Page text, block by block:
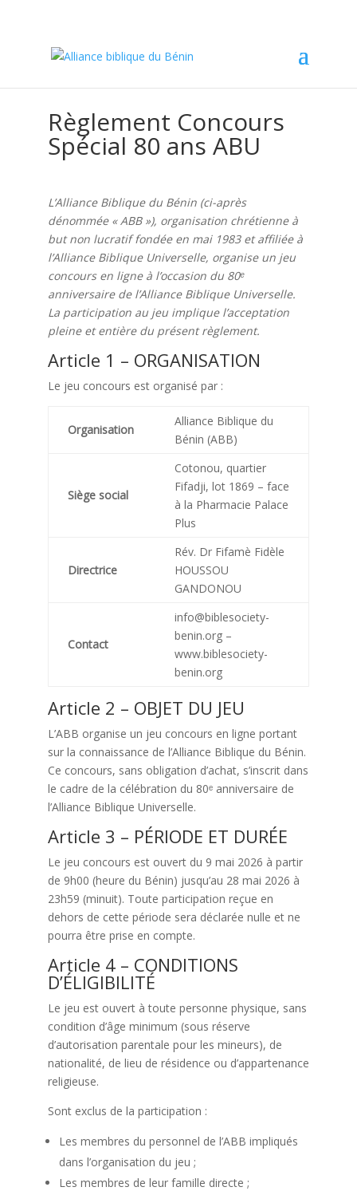
Règlement Concours
Spécial 80 ans ABU
L’Alliance Biblique du Bénin (ci-après
dénommée « ABB »), organisation chrétienne à
but non lucratif fondée en mai 1983 et affiliée à
l’Alliance Biblique Universelle, organise un jeu
concours en ligne à l’occasion du 80ᵉ
anniversaire de l’Alliance Biblique Universelle.
La participation au jeu implique l’acceptation
pleine et entière du présent règlement.
Article 1 – ORGANISATION
Le jeu concours est organisé par :
Organisation
Alliance Biblique du
Bénin (ABB)
Siège social
Cotonou, quartier
Fifadji, lot 1869 – face
à la Pharmacie Palace
Plus
Directrice
Rév. Dr Fifamè Fidèle
HOUSSOU
GANDONOU
Contact
info@biblesociety-
benin.org –
www.biblesociety-
benin.org
Article 2 – OBJET DU JEU
L’ABB organise un jeu concours en ligne portant
sur la connaissance de l’Alliance Biblique du Bénin.
Ce concours, sans obligation d’achat, s’inscrit dans
le cadre de la célébration du 80ᵉ anniversaire de
l’Alliance Biblique Universelle.
Article 3 – PÉRIODE ET DURÉE
Le jeu concours est ouvert du 9 mai 2026 à partir
de 9h00 (heure du Bénin) jusqu’au 28 mai 2026 à
23h59 (minuit). Toute participation reçue en
dehors de cette période sera déclarée nulle et ne
pourra être prise en compte.
Article 4 – CONDITIONS
D’ÉLIGIBILITÉ
Le jeu est ouvert à toute personne physique, sans
condition d’âge minimum (sous réserve
d’autorisation parentale pour les mineurs), de
nationalité, de lieu de résidence ou d’appartenance
religieuse.
Sont exclus de la participation :
Les membres du personnel de l’ABB impliqués
dans l’organisation du jeu ;
Les membres de leur famille directe ;